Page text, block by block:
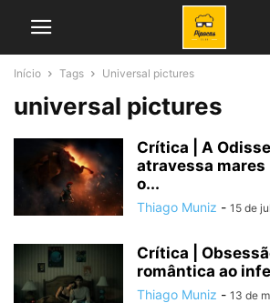
Início Tags Universal pictures
universal pictures
Crítica | A
atravessa
o...
Thiago Muniz - 15 de
Crítica |
romântica ao
Thiago Muniz - 13 de